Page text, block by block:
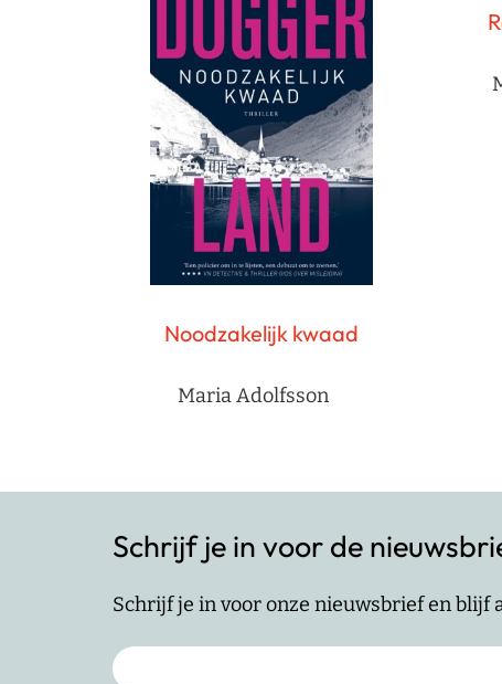
Noodzakelijk kwaad
Maria Adolfsson
Schrijf je in voor de
Schrijf je in voor onze nieuwsbrief en blijf